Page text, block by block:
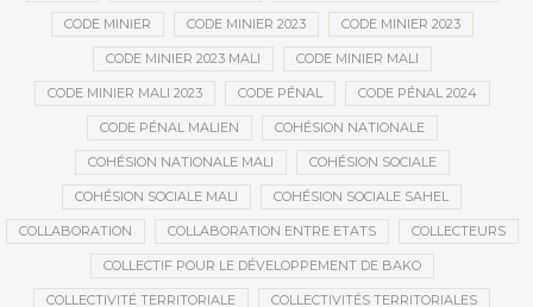
CODE MINIER CODE MINIER 2023 CODE MINIER 2023
CODE MINIER 2023 MALI CODE MINIER MALI
CODE MINIER MALI 2023 CODE PÉNAL CODE PÉNAL 2024
CODE PÉNAL MALIEN COHÉSION NATIONALE
COHÉSION NATIONALE MALI COHÉSION SOCIALE
COHÉSION SOCIALE MALI COHÉSION SOCIALE SAHEL
COLLABORATION COLLABORATION ENTRE ETATS COLLECTEURS
COLLECTIF POUR LE DÉVELOPPEMENT DE BAKO
COLLECTIVITÉ TERRITORIALE COLLECTIVITÉS TERRITORIALES